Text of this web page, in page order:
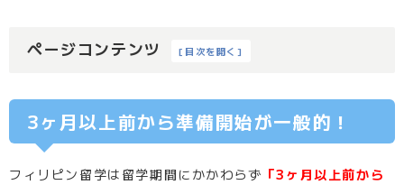
ページコンテンツ [ 目次を開く]
3ヶ月以上前から準備開始が一般的！
フィリピン留学は留学期間にかかわらず 「3ヶ月以上前から